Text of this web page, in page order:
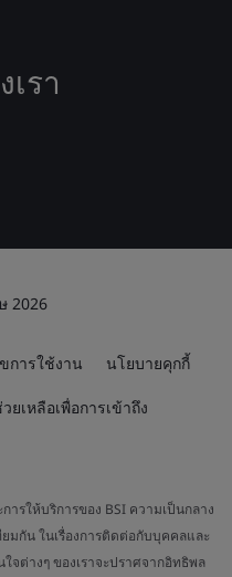
รา
2026
การใช้งาน นโยบายคุกกี้
ยเหลือเพื่อการเข้าถึง
รให้บริการของ BSI ความเป็นกลาง
มกัน ในเรื่องการติดต่อกับบุคคลและ
จต่างๆ ของเราจะปราศจากอิทธิพล